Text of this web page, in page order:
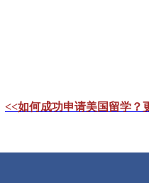
<<如何成功申请美国留学？